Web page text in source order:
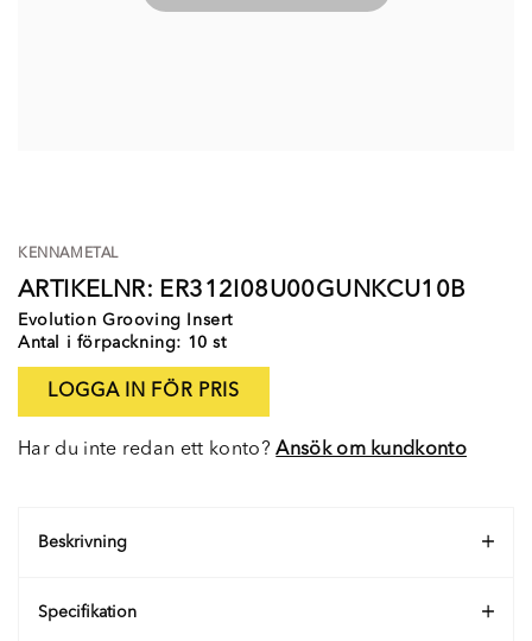
KENNAMETAL
ARTIKELNR: ER312I08U00GUNKCU10B
Evolution Grooving Insert
Antal i förpackning: 10 st
LOGGA IN FÖR PRIS
Har du inte redan ett konto?Ansök om kundkonto
Beskrivning
Specifikation